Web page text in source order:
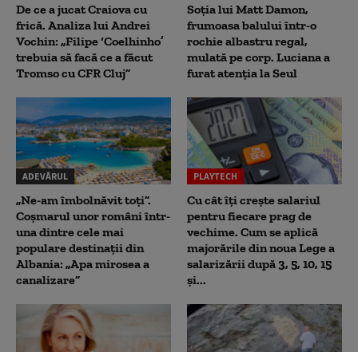
De ce a jucat Craiova cu
frică. Analiza lui Andrei
Vochin: „Filipe ‘Coelhinho’
trebuia să facă ce a făcut
Tromso cu CFR Cluj”
Soția lui Matt Damon,
frumoasa balului într-o
rochie albastru regal,
mulată pe corp. Luciana a
furat atenția la Seul
ADEVĂRUL
„Ne-am îmbolnăvit toți”.
Coșmarul unor români într-
una dintre cele mai
populare destinații din
Albania: „Apa mirosea a
canalizare”
PLAYTECH
Cu cât îți crește salariul
pentru fiecare prag de
vechime. Cum se aplică
majorările din noua Lege a
salarizării după 3, 5, 10, 15
și...